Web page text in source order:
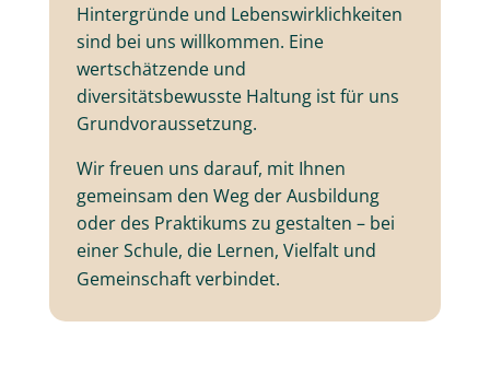
Hintergründe und Lebenswirklichkeiten
sind bei uns willkommen. Eine
wertschätzende und
diversitätsbewusste Haltung ist für uns
Grundvoraussetzung.
Wir freuen uns darauf, mit Ihnen
gemeinsam den Weg der Ausbildung
oder des Praktikums zu gestalten – bei
einer Schule, die Lernen, Vielfalt und
Gemeinschaft verbindet.